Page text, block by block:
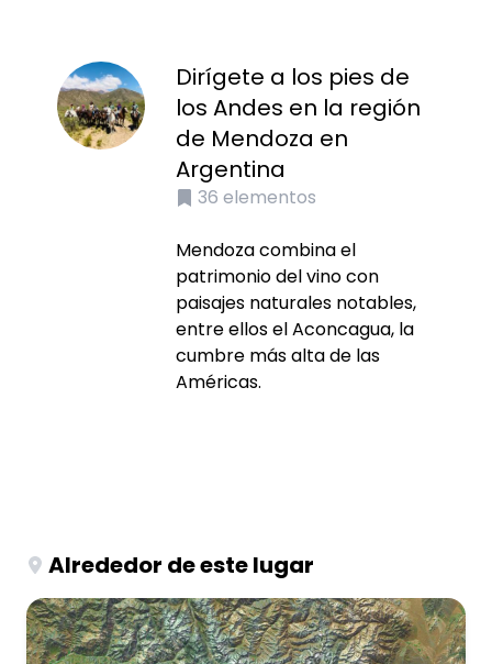
Dirígete a los pies de
los Andes en la región
de Mendoza en
Argentina
36 elementos
Mendoza combina el
patrimonio del vino con
paisajes naturales notables,
entre ellos el Aconcagua, la
cumbre más alta de las
Américas.
Alrededor de este lugar